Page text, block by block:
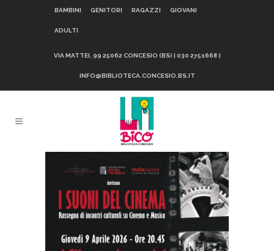
BAMBINI GENITORI RAGAZZI GIOVANI
ADULTI
VIA MATTEI, 99 25062 CONCESIO (BS) | 030 2751668 |
INFO@BIBLIOTECA.CONCESIO.BS.IT